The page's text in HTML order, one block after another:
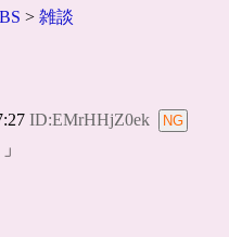
> 雑談
ID:EMrHHjZ0ek